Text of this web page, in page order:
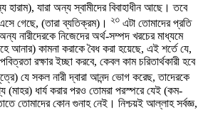
যারা অন্য স্বামীদের বিবাহাধীন আছে। তবে
এসে গেছে, (তারা ব্যতিক্রম)। ২৩ এটা তোমাদের প্রতি
নারীদেরকে নিজেদের অর্থ-সম্পদ খরচের মাধ্যমে
আনার) কামনা করাকে বৈধ করা হয়েছে, এই শর্তে যে,
রক্ষার ইচ্ছা করবে, কেবল কাম চরিতার্থকারী হবে
যে সকল নারী দ্বারা আনন্দ ভোগ করেছ, তাদেরকে
(মাহর) ধার্য করার পরও তোমরা পরস্পরে যেই (কম-
তোমাদের কোন গুনাহ নেই। নিশ্চয়ই আল্লাহ সর্বজ্ঞ,